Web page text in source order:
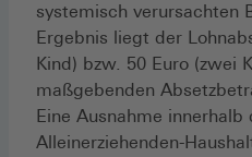
systemisch verursachten
Ergebnis liegt der
Kind) bzw. 50 Euro (zwei
maßgebenden
Eine Ausnahme
Alleinerziehenden-